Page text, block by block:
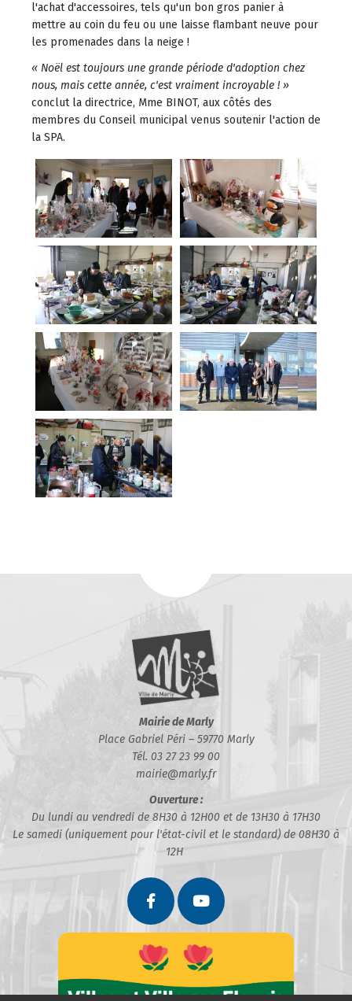
l'achat d'accessoires, tels qu'un bon gros panier à
mettre au coin du feu ou une laisse flambant neuve pour
les promenades dans la neige !
« Noël est toujours une grande période d'adoption chez
nous, mais cette année, c'est vraiment incroyable ! »
conclut la directrice, Mme BINOT, aux côtés des
membres du Conseil municipal venus soutenir l'action de
la SPA.
Mairie de Marly
Place Gabriel Péri – 59770 Marly
Tél. 03 27 23 99 00
mairie@marly.fr
Ouverture :
Du lundi au vendredi de 8H30 à 12H00 et de 13H30 à 17H30
Le samedi (uniquement pour l'état-civil et le standard) de 08H30 à
12H